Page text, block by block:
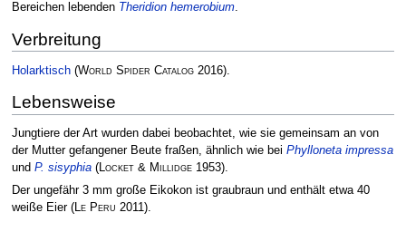
Bereichen lebenden Theridion hemerobium.
Verbreitung
Holarktisch (World Spider Catalog2016).
Lebensweise
Jungtiere der Art wurden dabei beobachtet, wie sie gemeinsam an von
der Mutter gefangener Beute fraßen, ähnlich wie bei Phylloneta impressa
und P. sisyphia (Locket & Millidge1953).
Der ungefähr 3 mm große Eikokon ist graubraun und enthält etwa 40
weiße Eier (Le Peru 2011).